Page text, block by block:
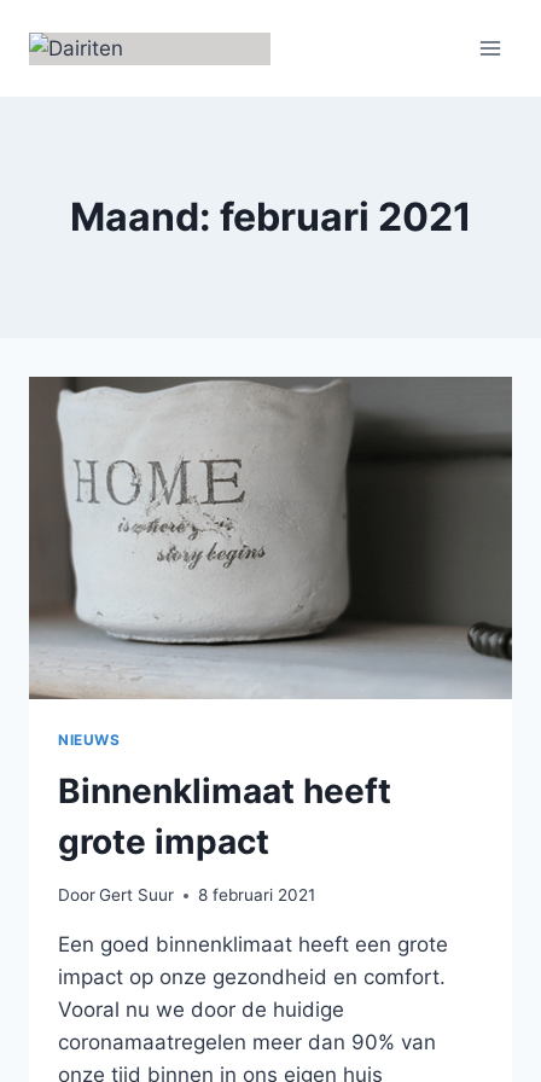
naar
Maand: februari 2021
NIEUWS
Binnenklimaat heeft
grote impact
DoorGert Suur 8 februari 2021
Een goed binnenklimaat heeft een grote
impact op onze gezondheid en comfort.
Vooral nu we door de huidige
coronamaatregelen meer dan 90% van
onze tijd binnen in ons eigen huis